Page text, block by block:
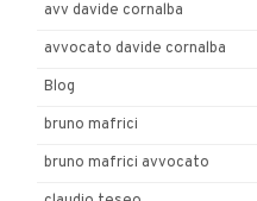
avv davide cornalba
avvocato davide cornalba
Blog
bruno mafrici
bruno mafrici avvocato